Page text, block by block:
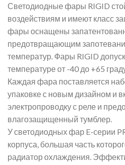
Светодиодные фары RIGID
воздействиям и имеют класс
фары оснащены
предотвращающим
температур. Фары RIGID
температуре от -40 до +65
Каждая фара поставляется
упаковке с новым дизайном и
электропроводку с реле и
влагозащищенный тумблер.
У светодиодных фар E-серии
корпуса, большая часть
радиатор охлаждения.